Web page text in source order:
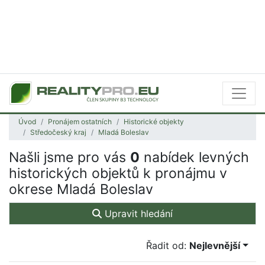
Úvod Pronájem ostatních
Historické objekty
Středočeský kraj
Mladá Boleslav
Našli jsme pro vás 0 nabídek levných
historických objektů k pronájmu v
okrese Mladá Boleslav
Upravit hledání
Řadit od: Nejlevnější